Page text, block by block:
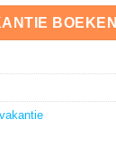
BOEKEN